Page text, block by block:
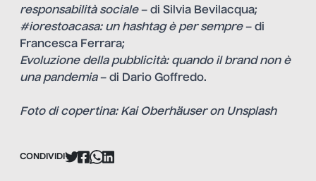
responsabilità sociale– di Silvia Bevilacqua;
#iorestoacasa: un hashtag è per sempre– di
Francesca Ferrara;
Evoluzione della pubblicità: quando il brand non è
una pandemia– di Dario Goffredo.
Foto di copertina: Kai Oberhäuser on Unsplash
CONDIVIDI